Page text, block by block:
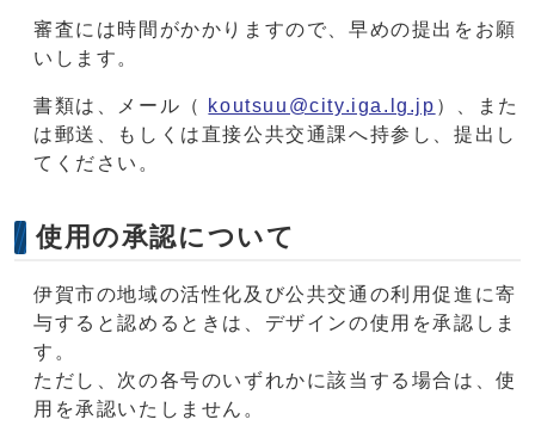
審査には時間がかかりますので、早めの提出をお願
いします。
書類は、メール（ koutsuu@city.iga.lg.jp ）、また
は郵送、もしくは直接公共交通課へ持参し、提出し
てください。
使用の承認について
伊賀市の地域の活性化及び公共交通の利用促進に寄
与すると認めるときは、デザインの使用を承認しま
す。
ただし、次の各号のいずれかに該当する場合は、使
用を承認いたしません。